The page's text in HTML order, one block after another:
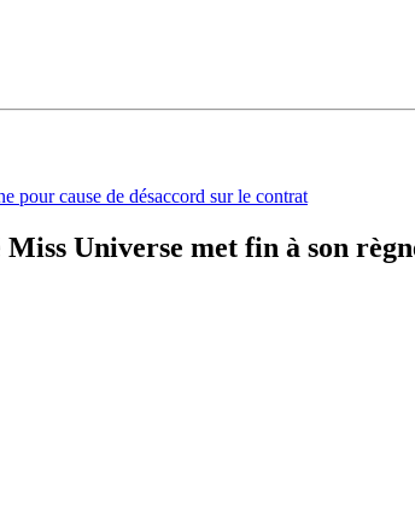
Universe met fin à son